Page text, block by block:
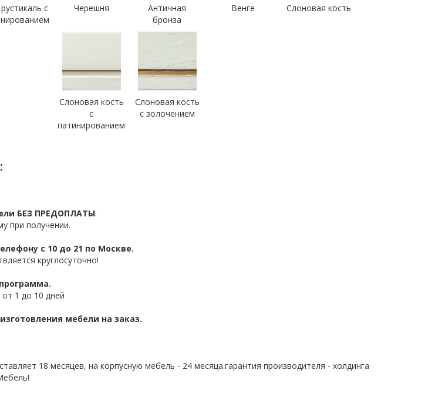
с
Черешня
Античная
бронза
Венге Слоновая кость
Слоновая кость
с
патинированием
Слоновая кость
с золочением
БЕЗ ПРЕДОПЛАТЫ.
при получении.
с 10 до 21 по Москве.
круглосуточно!
1 до 10 дней
мебели на заказ.
18 месяцев, на корпусную мебель - 24 месяца.гарантия производителя - холдинга